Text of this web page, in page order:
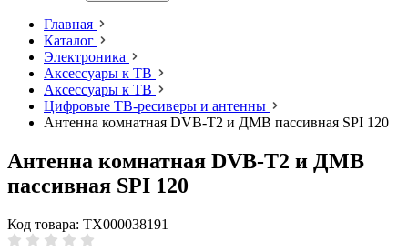
Главная
Каталог
Электроника
Аксессуары к ТВ
Аксессуары к ТВ
Цифровые ТВ-ресиверы и антенны
Антенна комнатная DVB-T2 и ДМВ пассивная SPI 120
Антенна комнатная DVB-T2 и ДМВ
пассивная SPI 120
Код товара: ТХ000038191